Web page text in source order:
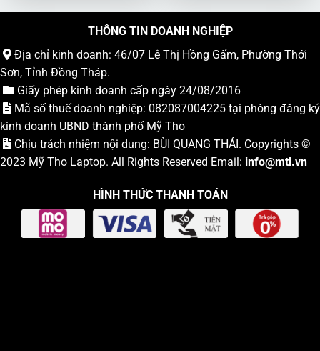
THÔNG TIN DOANH NGHIỆP
Địa chỉ kinh doanh: 46/07 Lê Thị Hồng Gấm, Phường Thới
Sơn, Tỉnh Đồng Tháp.
Giấy phép kinh doanh cấp ngày 24/08/2016
Mã số thuế doanh nghiệp: 082087004225 tại phòng đăng ký
kinh doanh UBND thành phố Mỹ Tho
Chịu trách nhiệm nội dung: BÙI QUANG THÁI. Copyrights ©
2023 Mỹ Tho Laptop. All Rights Reserved Email: info@mtl.vn
HÌNH THỨC THANH TOÁN